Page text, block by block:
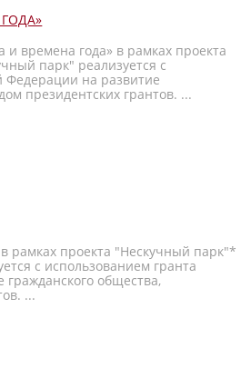
времена года» в рамках проекта
парк" реализуется с
Федерации на развитие
президентских грантов. ...
рамках проекта "Нескучный парк"*
с использованием гранта
общества,
...